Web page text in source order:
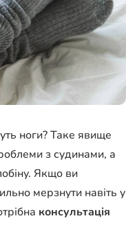
ноги? Таке явище
з судинами, а
Якщо ви
мерзнути навіть у
консультація